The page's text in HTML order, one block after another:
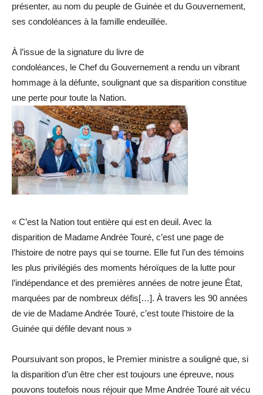
présenter, au nom du peuple de Guinée et du Gouvernement,
ses condoléances à la famille endeuillée.
À l’issue de la signature du livre de
condoléances, le Chef du Gouvernement a rendu un vibrant
hommage à la défunte, soulignant que sa disparition constitue
une perte pour toute la Nation.
« C’est la Nation tout entière qui est en deuil. Avec la
disparition de Madame Andrée Touré, c’est une page de
l’histoire de notre pays qui se tourne. Elle fut l’un des témoins
les plus privilégiés des moments héroïques de la lutte pour
l’indépendance et des premières années de notre jeune État,
marquées par de nombreux défis[…]. À travers les 90 années
de vie de Madame Andrée Touré, c’est toute l’histoire de la
Guinée qui défile devant nous »
Poursuivant son propos, le Premier ministre a souligné que, si
la disparition d’un être cher est toujours une épreuve, nous
pouvons toutefois nous réjouir que Mme Andrée Touré ait vécu